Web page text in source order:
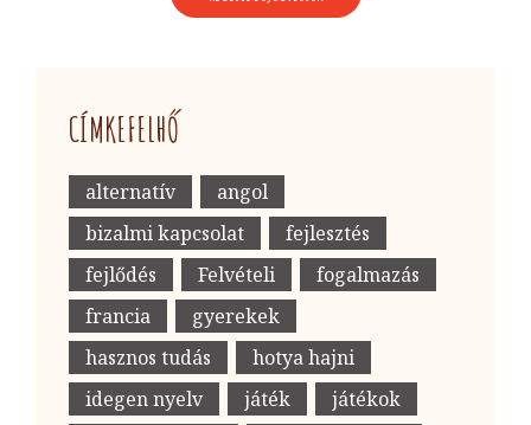
CÍMKEFELHŐ
alternatív
angol
bizalmi kapcsolat
fejlesztés
fejlődés
Felvételi
fogalmazás
francia
gyerekek
hasznos tudás
hotya hajni
idegen nyelv
játék
játékok